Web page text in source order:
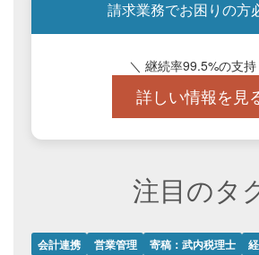
請求業務でお困りの方
＼ 継続率99.5%の支持
詳しい情報を見
注目のタ
会計連携 営業管理 寄稿：武内税理士